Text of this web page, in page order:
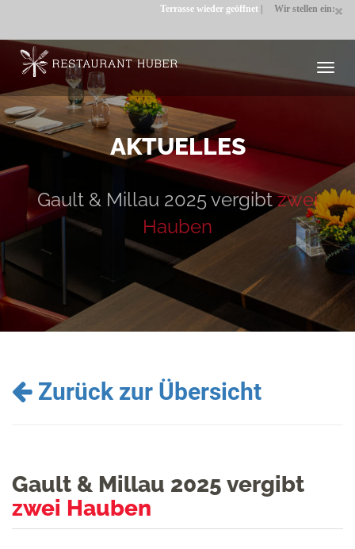
Terrasse wieder geöffnet| Wir stellen ein:
AKTUELLES
Gault & Millau 2025 vergibtzwei
Hauben
Zurück zur Übersicht
Gault & Millau 2025 vergibt
zwei Hauben